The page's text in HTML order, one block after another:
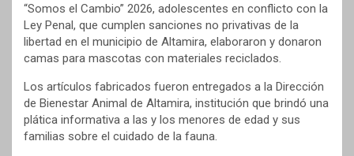
“Somos el Cambio” 2026, adolescentes en conflicto con la
Ley Penal, que cumplen sanciones no privativas de la
libertad en el municipio de Altamira, elaboraron y donaron
camas para mascotas con materiales reciclados.
Los artículos fabricados fueron entregados a la Dirección
de Bienestar Animal de Altamira, institución que brindó una
plática informativa a las y los menores de edad y sus
familias sobre el cuidado de la fauna.